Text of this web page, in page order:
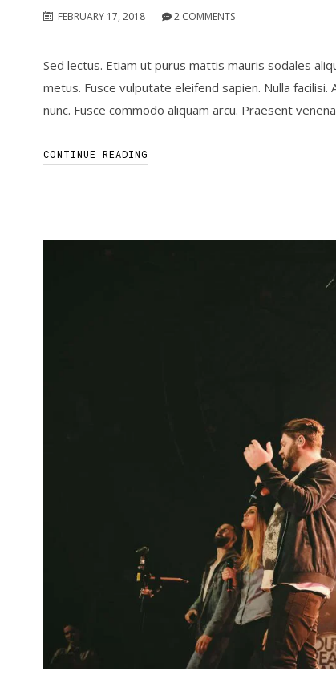
FEBRUARY 17, 2018 2 COMMENTS
Sed lectus. Etiam ut purus mattis mauris sodales
metus. Fusce vulputate eleifend sapien. Nulla
nunc. Fusce commodo aliquam arcu. Praesent
CONTINUE READING